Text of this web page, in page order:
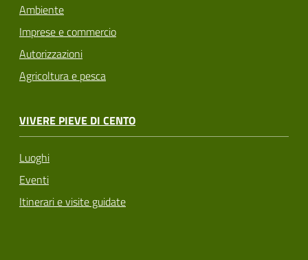
Ambiente
Imprese e commercio
Autorizzazioni
Agricoltura e pesca
VIVERE PIEVE DI CENTO
Luoghi
Eventi
Itinerari e visite guidate